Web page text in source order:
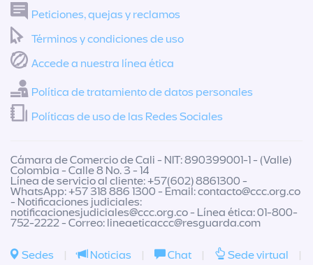
Peticiones, quejas y reclamos
Términos y condiciones de uso
Accede a nuestra línea ética
Política de tratamiento de datos personales
Políticas de uso de las Redes Sociales
Cámara de Comercio de Cali - NIT: 890399001-1 - (Valle)
Colombia - Calle 8 No. 3 - 14
Línea de servicio al cliente: +57(602) 8861300 -
WhatsApp: +57 318 886 1300 - Email:contacto@ccc.org.co
- Notificaciones judiciales:
notificacionesjudiciales@ccc.org.co- Línea ética: 01-800-
752-2222 - Correo: lineaeticaccc@resguarda.com
Sedes | Noticias | Chat | Sede virtual |